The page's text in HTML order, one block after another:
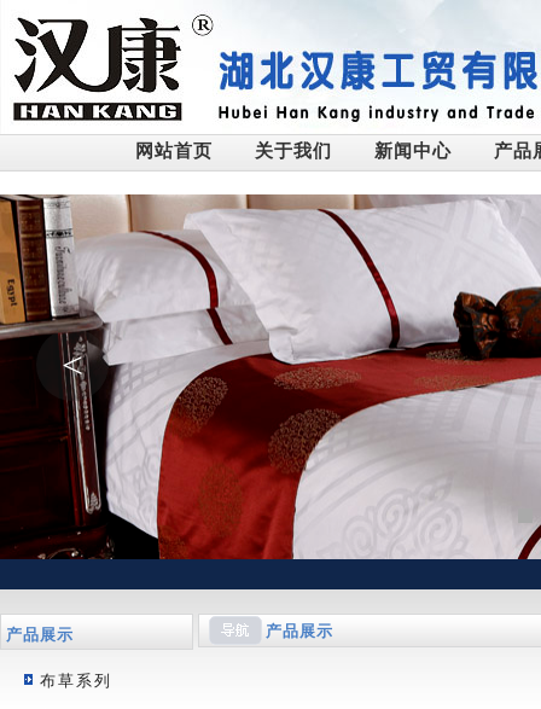
网站首页 关于我们 新闻中心 产品
<
产品展示
布草系列
产品展示